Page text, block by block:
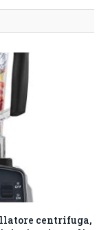
centrifuga,